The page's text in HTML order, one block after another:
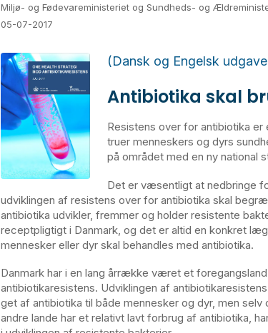
Miljø- og Fødevareministeriet og Sundheds- og
05-07-2017
(Dansk og Engelsk
Antibiotika skal
Resistens over for antibiotika
truer menneskers og dyrs
på området med en ny national
Det er væsentligt at nedbringe
udviklingen af resistens over for antibiotika skal
antibiotika udvikler, fremmer og holder resistente
receptpligtigt i Danmark, og det er altid en konkret
mennesker eller dyr skal behandles med antibiotika.
Danmark har i en lang årrække været et
antibiotikaresistens. Udviklingen af
get af antibiotika til både mennesker og dyr, men selv
andre lande har et relativt lavt forbrug af antibiotika,